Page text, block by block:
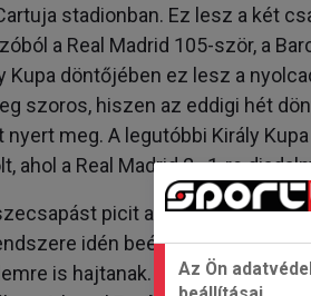
stadionban. Ez lesz a két
a Real Madrid 105-ször, a
Kupa döntőjében ez lesz a
szoros, hiszen az eddigi hét
nyert meg. A legutóbbi Király
ahol a Real Madrid 2–1-re
picit a katalán csapat
idén beérni látszik a
is hajtanak. A német
Az Ön